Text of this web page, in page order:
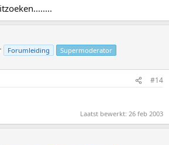
Forumleiding Supermoderator
#14
Laatst bewerkt: 26 feb 2003